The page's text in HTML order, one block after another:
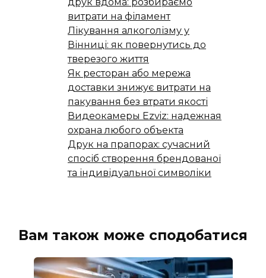
друк вдома: розбираємо
витрати на філамент
Лікування алкоголізму у
Вінниці: як повернутись до
тверезого життя
Як ресторан або мережа
доставки знижує витрати на
пакування без втрати якості
Видеокамеры Ezviz: надежная
охрана любого объекта
Друк на прапорах: сучасний
спосіб створення брендованої
та індивідуальної символіки
Вам також може сподобатися